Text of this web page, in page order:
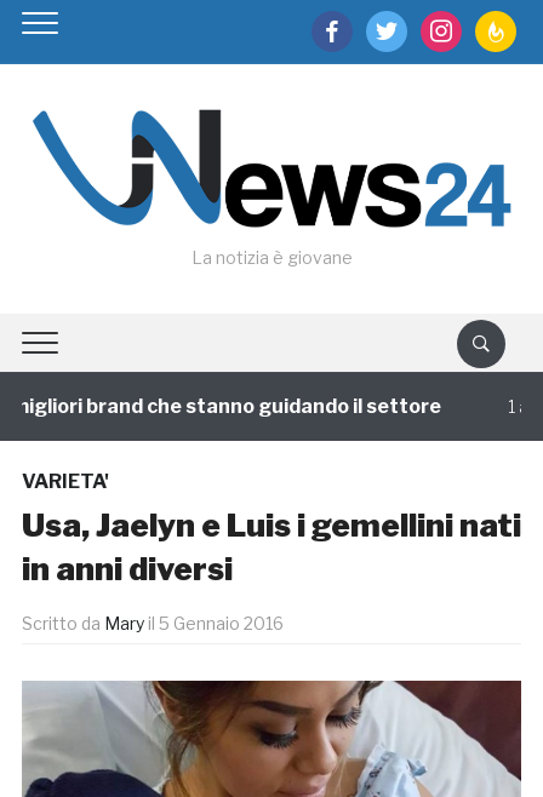
facebooktwitter instagram
La notizia è giovane
brand che stanno guidando il settore 1 annofa
VARIETA'
Usa, Jaelyn e Luis i gemellini nati
in anni diversi
Scritto da Mary il 5 Gennaio 2016